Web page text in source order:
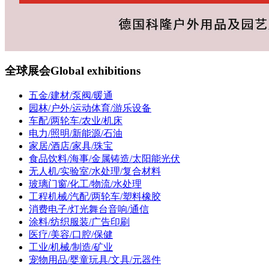
全球展会Global exhibitions
五金/建材/泵阀/暖通
园林/户外/运动体育/游乐设备
车配/两轮车/农业/机床
电力/照明/新能源/石油
家居/酒店/家具/珠宝
食品饮料/海事/金属铸造/太阳能光伏
无人机/实验室/水处理/复合材料
玻璃门窗/化工/物流/水处理
工程机械/汽配/两轮车/塑料橡胶
消费电子/灯光舞台音响/通信
涂料/纺织服装/广告印刷
医疗/美容/口腔/保健
工业/机械/制造/矿业
宠物用品/婴童玩具/文具/元器件